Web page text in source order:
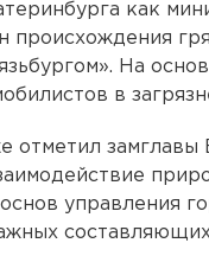
как
происхождения
На
в
отметил замглавы
основ управления